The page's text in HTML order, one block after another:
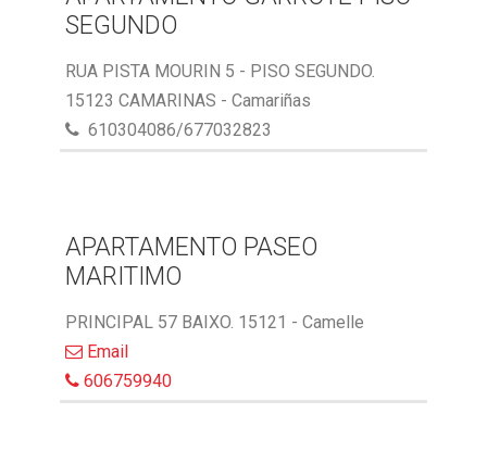
SEGUNDO
RUA PISTA MOURIN 5 - PISO SEGUNDO.
15123 CAMARINAS - Camariñas
610304086/677032823
APARTAMENTO PASEO
MARITIMO
PRINCIPAL 57 BAIXO. 15121 - Camelle
Email
606759940